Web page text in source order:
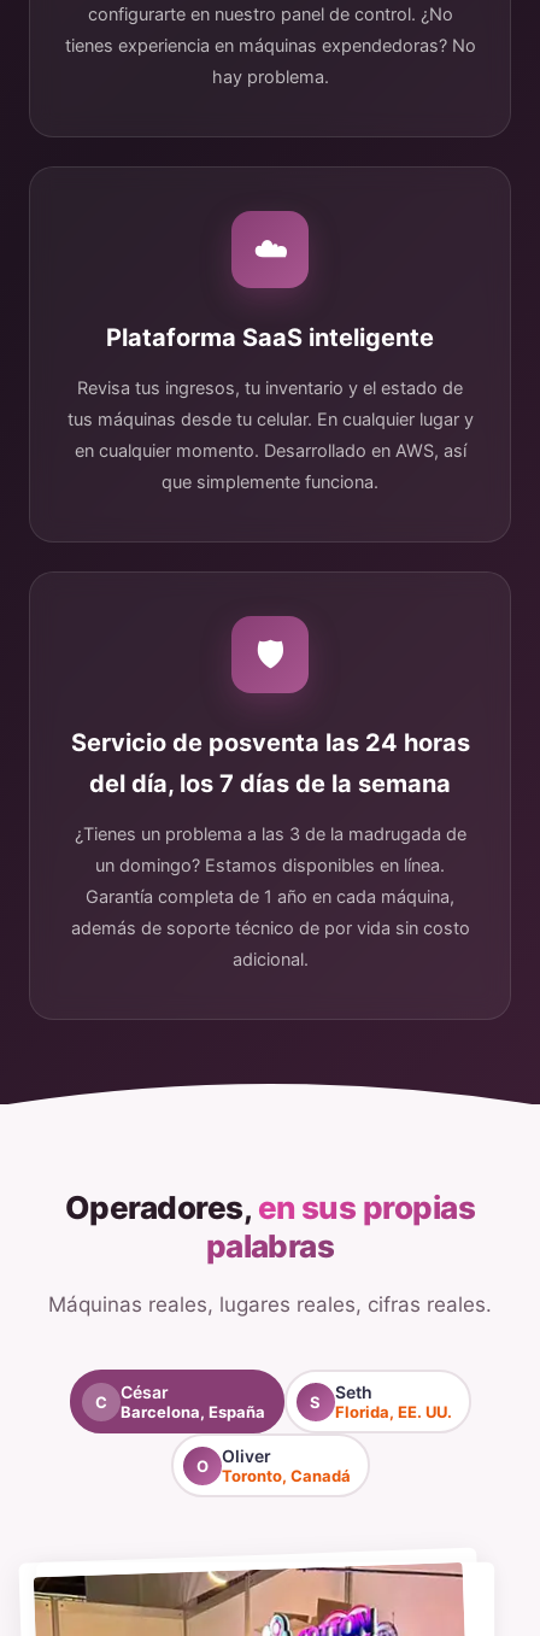
configurarte en nuestro panel de control. ¿No
tienes experiencia en máquinas expendedoras? No
hay problema.
☁️
Plataforma SaaS inteligente
Revisa tus ingresos, tu inventario y el estado de
tus máquinas desde tu celular. En cualquier lugar y
en cualquier momento. Desarrollado en AWS, así
que simplemente funciona.
🛡️
Servicio de posventa las 24 horas
del día, los 7 días de la semana
¿Tienes un problema a las 3 de la madrugada de
un domingo? Estamos disponibles en línea.
Garantía completa de 1 año en cada máquina,
además de soporte técnico de por vida sin costo
adicional.
Operadores, en sus propias
palabras
Máquinas reales, lugares reales, cifras reales.
C César
Barcelona, España
S Seth
Florida, EE. UU.
O Oliver
Toronto, Canadá